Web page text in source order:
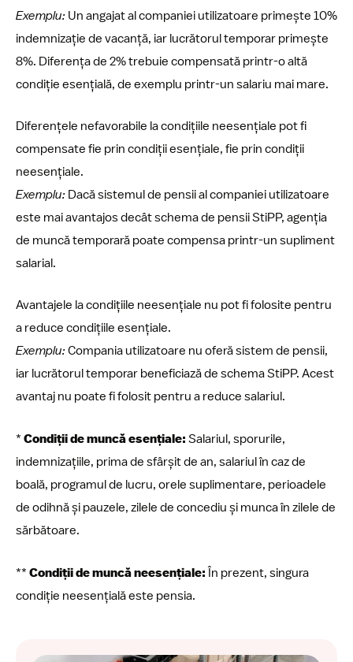
Exemplu: Un angajat al companiei utilizatoare primește 10%
indemnizație de vacanță, iar lucrătorul temporar primește
8%. Diferența de 2% trebuie compensată printr-o altă
condiție esențială, de exemplu printr-un salariu mai mare.
Diferențele nefavorabile la condițiile neesențiale pot fi
compensate fie prin condiții esențiale, fie prin condiții
neesențiale.
Exemplu: Dacă sistemul de pensii al companiei utilizatoare
este mai avantajos decât schema de pensii StiPP, agenția
de muncă temporară poate compensa printr-un supliment
salarial.
Avantajele la condițiile neesențiale nu pot fi folosite pentru
a reduce condițiile esențiale.
Exemplu:Compania utilizatoare nu oferă sistem de pensii,
iar lucrătorul temporar beneficiază de schema StiPP. Acest
avantaj nu poate fi folosit pentru a reduce salariul.
* Condiții de muncă esențiale: Salariul, sporurile,
indemnizațiile, prima de sfârșit de an, salariul în caz de
boală, programul de lucru, orele suplimentare, perioadele
de odihnă și pauzele, zilele de concediu și munca în zilele de
sărbătoare.
** Condiții de muncă neesențiale: În prezent, singura
condiție neesențială este pensia.